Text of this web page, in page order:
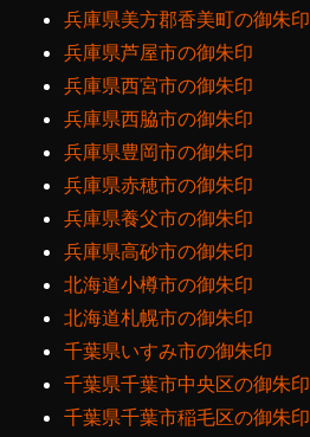
兵庫県美方郡香美町の御朱印
兵庫県芦屋市の御朱印
兵庫県西宮市の御朱印
兵庫県西脇市の御朱印
兵庫県豊岡市の御朱印
兵庫県赤穂市の御朱印
兵庫県養父市の御朱印
兵庫県高砂市の御朱印
北海道小樽市の御朱印
北海道札幌市の御朱印
千葉県いすみ市の御朱印
千葉県千葉市中央区の御朱印
千葉県千葉市稲毛区の御朱印